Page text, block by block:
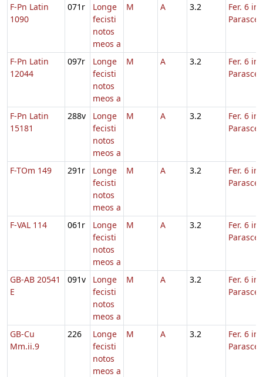
F-Pn Latin
1090
071r
Longe
fecisti
notos
meos a
M A 3.2
Fer. 6 in
F-Pn Latin
12044
097r
Longe
fecisti
notos
meos a
M A 3.2
Fer. 6 in
F-Pn Latin
15181
288v
Longe
fecisti
notos
meos a
M A 3.2
Fer. 6 in
F-TOm 149 291r
Longe
fecisti
notos
meos a
M A 3.2
Fer. 6 in
F-VAL 114 061r
Longe
fecisti
notos
meos a
M A 3.2
Fer. 6 in
GB-AB 20541
E
091v
Longe
fecisti
notos
meos a
M A 3.2
Fer. 6 in
GB-Cu
Mm.ii.9
226
Longe
fecisti
notos
meos a
M A 3.2
Fer. 6 in